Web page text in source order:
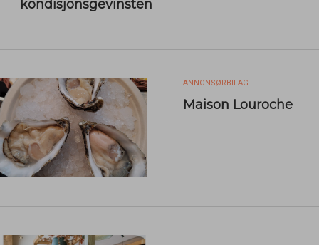
kondisjonsgevinsten
ANNONSØRBILAG
Maison Louroche